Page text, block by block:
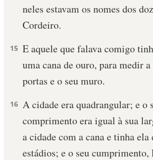
neles estavam os nomes dos
Cordeiro.
15 E aquele que falava comigo
uma cana de ouro, para medir a
portas e o seu muro.
16 A cidade era quadrangular; e o
comprimento era igual à sua
a cidade com a cana e tinha
estádios; e o seu